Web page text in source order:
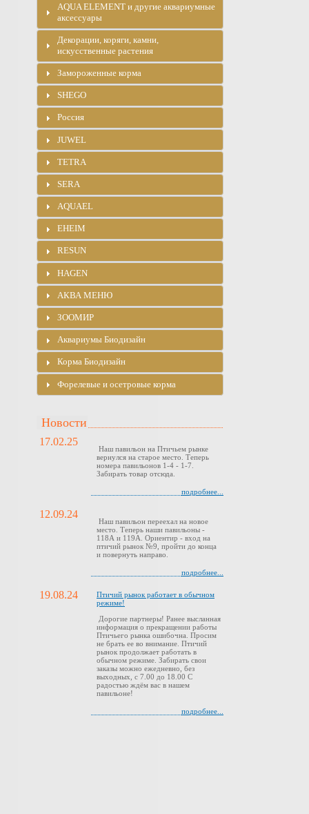
AQUA ELEMENT и другие аквариумные
аксессуары
Декорации, коряги, камни,
искусственные растения
Замороженные корма
SHEGO
Россия
JUWEL
TETRA
SERA
AQUAEL
EHEIM
RESUN
HAGEN
АКВА МЕНЮ
ЗООМИР
Аквариумы Биодизайн
Корма Биодизайн
Форелевые и осетровые корма
Новости
17.02.25
Наш павильон на Птичьем рынке
вернулся на старое место. Теперь
номера павильонов 1-4 - 1-7.
Забирать товар отсюда.
подробнее...
12.09.24
Наш павильон переехал на новое
место. Теперь наши павильоны -
118А и 119А. Ориентир - вход на
птичий рынок №9, пройти до конца
и повернуть направо.
подробнее...
19.08.24
Птичий рынок работает в обычном
режиме!
Дорогие партнеры! Ранее высланная
информация о прекращении работы
Птичьего рынка ошибочна. Просим
не брать ее во внимание. Птичий
рынок продолжает работать в
обычном режиме. Забирать свои
заказы можно ежедневно, без
выходных, с 7.00 до 18.00 С
радостью ждём вас в нашем
павильоне!
подробнее...